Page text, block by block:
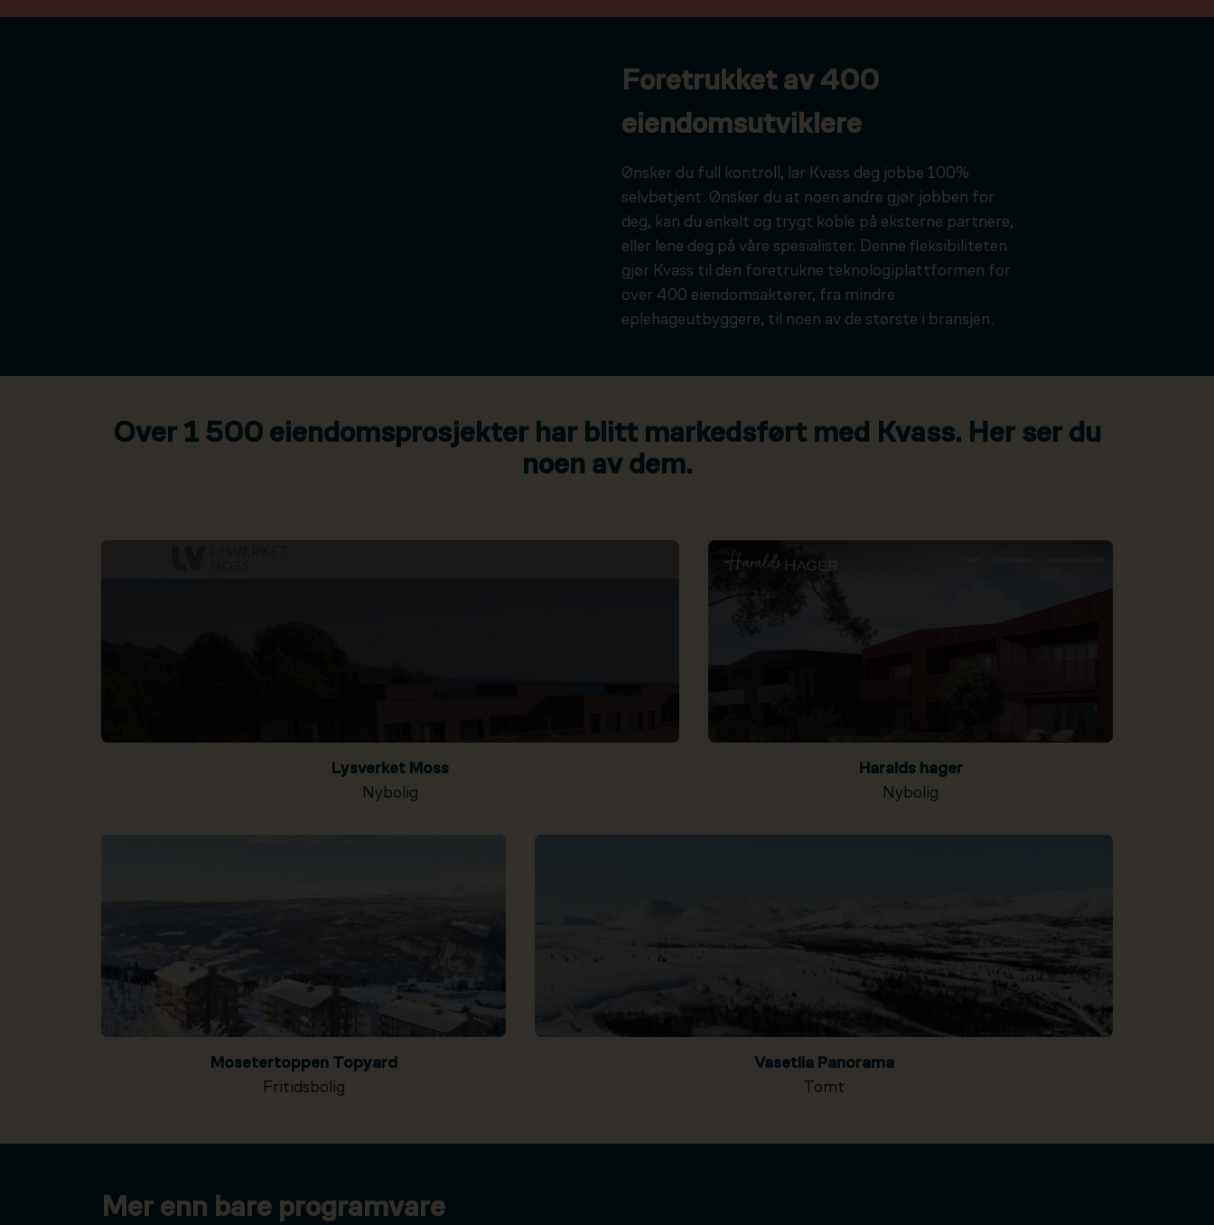
Foretrukket av 400
eiendomsutviklere
Ønsker du full kontroll, lar Kvass deg jobbe 100%
selvbetjent. Ønsker du at noen andre gjør jobben for
deg, kan du enkelt og trygt koble på eksterne partnere,
eller lene deg på våre spesialister. Denne fleksibiliteten
gjør Kvass til den foretrukne teknologiplattformen for
over 400 eiendomsaktører, fra mindre
eplehageutbyggere, til noen av de største i bransjen.
Over 1 500 eiendomsprosjekter har blitt markedsført med Kvass. Her ser du
noen av dem.
Lysverket Moss
Nybolig
Haralds hager
Nybolig
Mosetertoppen Topyard
Fritidsbolig
Vasetlia Panorama
Tomt
Mer enn bare programvare